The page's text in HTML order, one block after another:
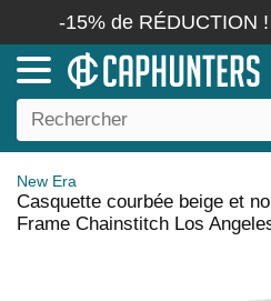
-15% de RÉDUCTION !
New Era
Casquette courbée beige et
Frame Chainstitch Los